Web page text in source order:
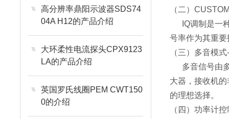
高分辨率鼎阳示波器SDS74
04A H12的产品介绍
大环柔性电流探头CPX9123
LA的产品介绍
英国罗氏线圈PEM CWT150
0的介绍
（二）
IQ调制是一
号率作为其重
（三）多音模
多音信号由
大器，接收机
的理想选择。
（四）功率计